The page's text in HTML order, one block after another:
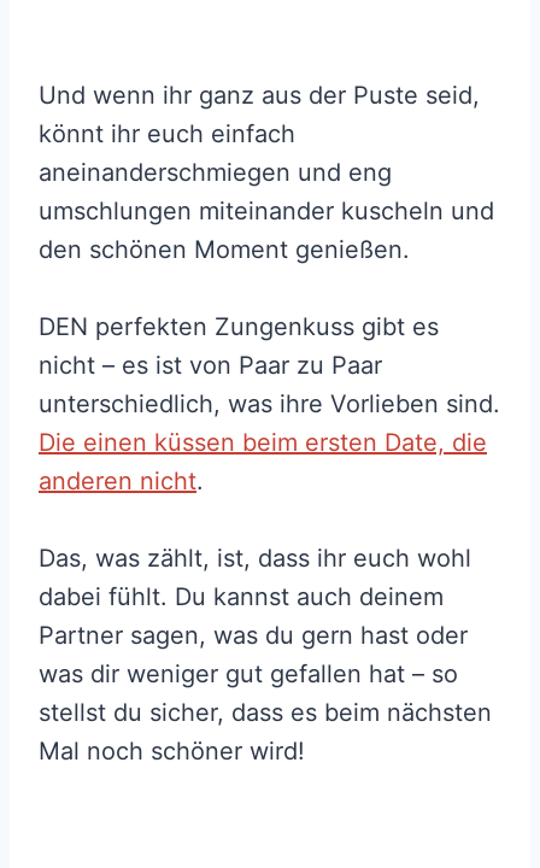
Und wenn ihr ganz aus der Puste seid,
könnt ihr euch einfach
aneinanderschmiegen und eng
umschlungen miteinander kuscheln und
den schönen Moment genießen.
DEN perfekten Zungenkuss gibt es
nicht – es ist von Paar zu Paar
unterschiedlich, was ihre Vorlieben sind.
Die einen küssen beim ersten Date, die
anderen nicht.
Das, was zählt, ist, dass ihr euch wohl
dabei fühlt. Du kannst auch deinem
Partner sagen, was du gern hast oder
was dir weniger gut gefallen hat – so
stellst du sicher, dass es beim nächsten
Mal noch schöner wird!